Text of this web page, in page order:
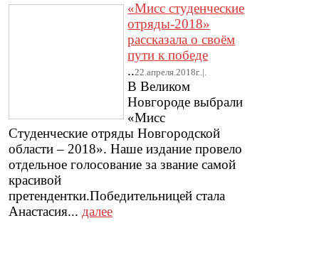
«Мисс студенческие
отряды-2018»
рассказала о своём
пути к победе
..22.апреля.2018г..|.
В Великом
Новгороде выбрали
«Мисс
Студенческие отряды Новгородской
области – 2018». Наше издание провело
отдельное голосование за звание самой
красивой
претендентки.Победительницей стала
Анастасия... далее